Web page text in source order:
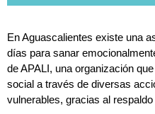
En Aguascalientes existe una
días para sanar
de APALI, una organización
social a través de diversas
vulnerables, gracias al